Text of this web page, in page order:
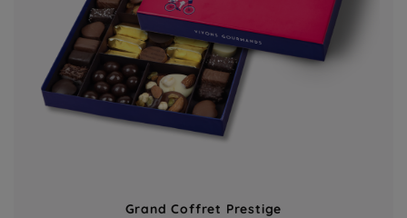
Grand Coffret Prestige